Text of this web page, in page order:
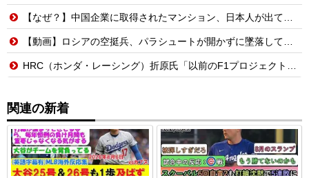
【なぜ？】中国企業に取得されたマンション、日本人が出ていきネパール人で埋まる
【動画】ロシアの空挺兵、パラシュートが開かずに墜落してしまう。
HRC（ホンダ・レーシング）折原氏「以前のF1プロジェクトを経験した専門家を何人か呼び戻しました」
関連の新着